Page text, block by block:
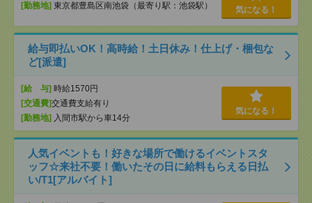
[勤務地] 東京都豊島区南池袋（最寄り駅：池袋駅） 気になる！
給与即払いOK！高時給！土日休み！仕上げ・梱包な
ど[派遣]
[給 与] 時給1570円
[交通費]交通費支給有り
[勤務地] 入間市駅から車14分
気になる！
人気イベントも！好きな場所で働けるイベントスタ
ッフ☆来社不要！働いたその日に給料もらえる日払
い/T1[アルバイト]